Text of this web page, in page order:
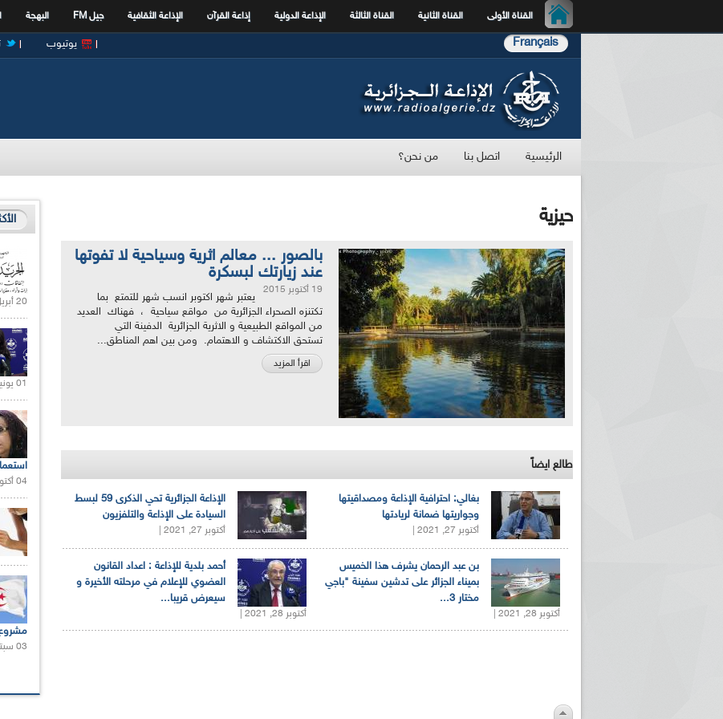
القناة الأولى القناة الثانية القناة الثالثة الإذاعة الدولية إذاعة القرآن الإذاعة الثقافية جيل FM البهجة
Français يوتيوب
الرئيسية اتصل بنا من نحن؟
حيزية
بالصور ... معالم اثرية وسياحية لا تفوتها
عند زيارتك لبسكرة
19 أكتوبر 2015
يعتبر شهر اكتوبر انسب شهر للتمتع بما
تكتنزه الصحراء الجزائرية من مواقع سياحية ، فهناك العديد
من المواقع الطبيعية و الاثرية الجزائرية الدفينة التي
تستحق الاكتشاف و الاهتمام. ومن بين اهم المناطق...
اقرأ المزيد
طالع ايضاً
الإذاعة الجزائرية تحي الذكرى 59 لبسط
السيادة على الإذاعة والتلفزيون
أكتوبر 27, 2021 |
بغالي: احترافية الإذاعة ومصداقيتها
وجواريتها ضمانة لريادتها
أكتوبر 27, 2021 |
أحمد بلدية للإذاعة : اعداد القانون
العضوي للإعلام في مرحلته الأخيرة و
سيعرض قريبا...
أكتوبر 28, 2021 |
بن عبد الرحمان يشرف هذا الخميس
بميناء الجزائر على تدشين سفينة "باجي
مختار 3...
أكتوبر 28, 2021 |
20 أبريل 2021 |
01 يونيو 2021 |
04 أكتوبر 2020 |
03 سبتمبر 2020 |